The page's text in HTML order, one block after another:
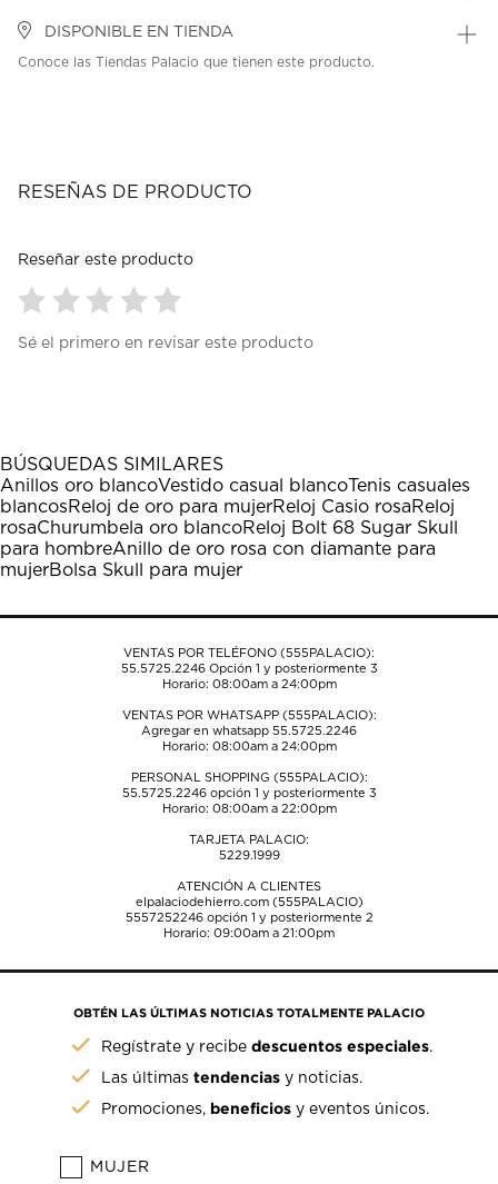
DISPONIBLE EN TIENDA
Conoce las Tiendas Palacio que tienen este producto.
RESEÑAS DE PRODUCTO
Reseñar este producto
para
1
estrella
Esta
acción
abrirá
el
formulario
envío.
para
estrellas.
Esta
acción
abrirá
el
formulario
envío.
para
estrellas.
Esta
acción
abrirá
el
formulario
envío.
para
estrellas.
Esta
acción
abrirá
el
formulario
envío.
para
estrellas.
Esta
acción
abrirá
el
formulario
envío.
Sé el primero en revisar este producto
BÚSQUEDAS SIMILARES
Anillos oro blancoVestido casual blancoTenis casuales
blancosReloj de oro para mujerReloj Casio rosaReloj
rosaChurumbela oro blancoReloj Bolt 68 Sugar Skull
para hombreAnillo de oro rosa con diamante para
mujerBolsa Skull para mujer
VENTAS POR TELÉFONO (555PALACIO):
55.5725.2246Opción 1 y posteriormente 3
Horario: 08:00am a 24:00pm
VENTAS POR WHATSAPP (555PALACIO):
Agregar en whatsapp 55.5725.2246
Horario: 08:00am a 24:00pm
PERSONAL SHOPPING (555PALACIO):
55.5725.2246opción 1 y posteriormente 3
Horario: 08:00am a 22:00pm
TARJETA PALACIO:
5229.1999
ATENCIÓN A CLIENTES
elpalaciodehierro.com (555PALACIO)
5557252246opción 1 y posteriormente 2
Horario: 09:00am a 21:00pm
OBTÉN LAS ÚLTIMAS NOTICIAS TOTALMENTE PALACIO
Regístrate y recibedescuentos especiales.
Las últimastendencias y noticias.
Promociones, beneficios y eventos únicos.
MUJER